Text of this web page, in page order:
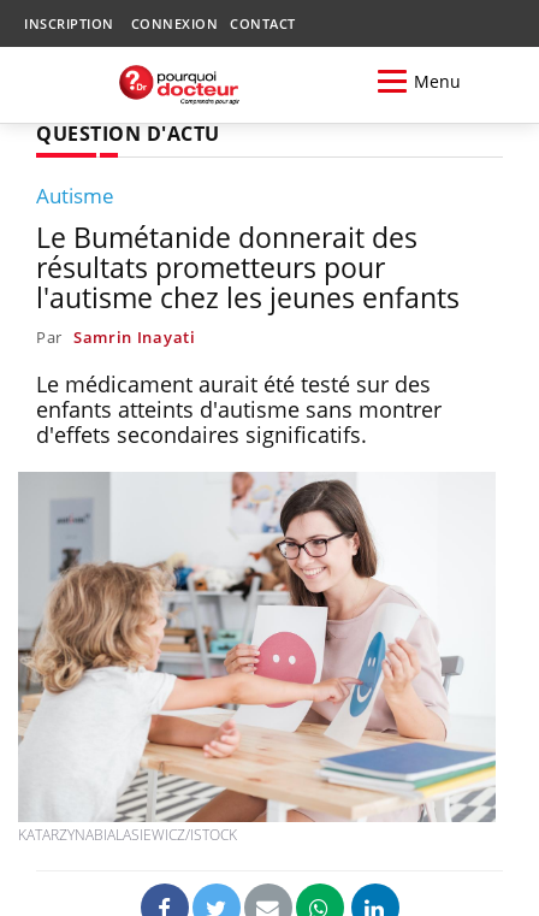
INSCRIPTION CONNEXION CONTACT
Menu
QUESTION D'ACTU
Autisme
Le Bumétanide donnerait des
résultats prometteurs pour
l'autisme chez les jeunes enfants
Par Samrin Inayati
Le médicament aurait été testé sur des
enfants atteints d'autisme sans montrer
d'effets secondaires significatifs.
KATARZYNABIALASIEWICZ/ISTOCK